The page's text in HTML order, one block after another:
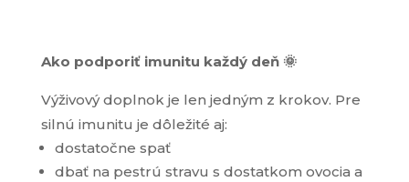
Ako podporiť imunitu každý deň 🌞
Výživový doplnok je len jedným z krokov. Pre
silnú imunitu je dôležité aj:
dostatočne spať
dbať na pestrú stravu s dostatkom ovocia a